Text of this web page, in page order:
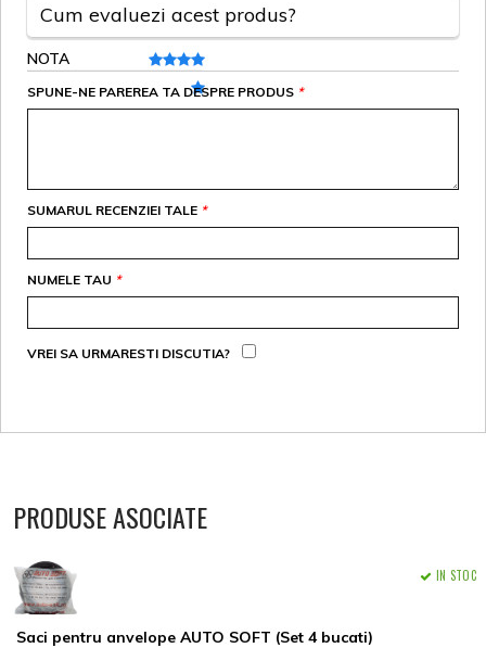
Cum evaluezi acest produs?
NOTA
*
SPUNE-NE PAREREA TA DESPRE PRODUS
*
SUMARUL RECENZIEI TALE
*
NUMELE TAU
VREI SA URMARESTI DISCUTIA?
PRODUSE ASOCIATE
Saci pentru anvelope AUTO SOFT (Set 4 bucati)
IN STOC